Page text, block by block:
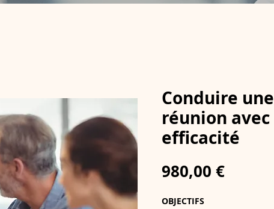
Conduire une
réunion avec
efficacité
980,00 €Prix
OBJECTIFS